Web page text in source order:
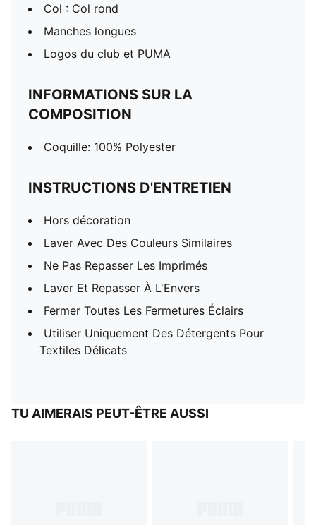
Col : Col rond
Manches longues
Logos du club et PUMA
INFORMATIONS SUR LA
COMPOSITION
Coquille: 100% Polyester
INSTRUCTIONS D'ENTRETIEN
Hors décoration
Laver Avec Des Couleurs Similaires
Ne Pas Repasser Les Imprimés
Laver Et Repasser À L'Envers
Fermer Toutes Les Fermetures Éclairs
Utiliser Uniquement Des Détergents Pour
Textiles Délicats
TU AIMERAIS PEUT-ÊTRE AUSSI